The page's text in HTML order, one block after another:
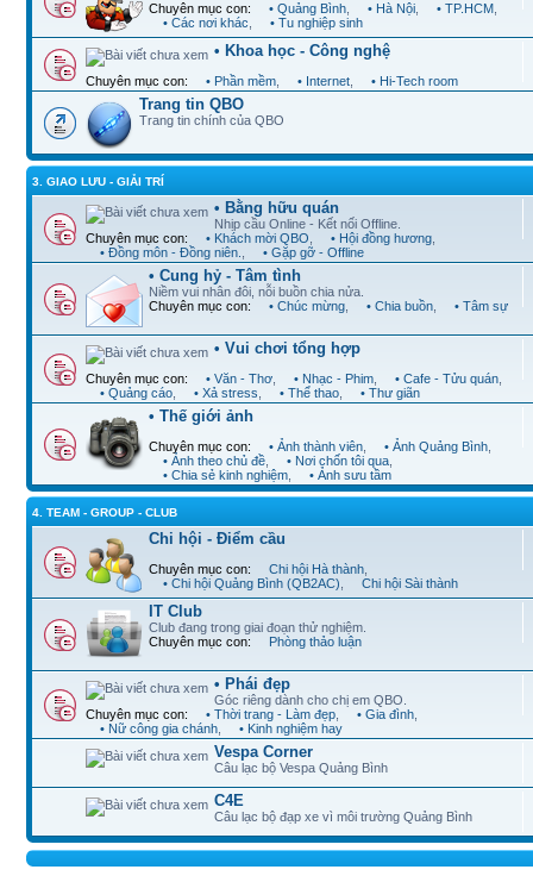
Chuyên mục con: • Quảng Bình • Hà Nội • TP.HCM
• Các nơi khác
• Tu nghiệp sinh
• Khoa học - Công nghệ
Chuyên mục con: • Phần mềm • Internet • Hi-Tech room
Trang tin QBO
Trang tin chính của QBO
3. GIAO LƯU - GIẢI TRÍ
• Bằng hữu quán
Nhịp cầu Online - Kết nối Offline.
Chuyên mục con:
• Khách mời QBO • Hội đồng hương
• Đồng môn - Đồng niên.
• Gặp gỡ - Offline
• Cung hỷ - Tâm tình
Niềm vui nhân đôi, nỗi buồn chia nửa.
Chuyên mục con:
• Chúc mừng • Chia buồn • Tâm sự
• Vui chơi tổng hợp
Chuyên mục con: • Văn - Thơ • Nhạc - Phim • Cafe - Tửu quán
• Quảng cáo
• Xả stress • Thể thao • Thư giãn
• Thế giới ảnh
Chuyên mục con: • Ảnh thành viên • Ảnh Quảng Bình
• Ảnh theo chủ đề
• Nơi chốn tôi qua
• Chia sẻ kinh nghiệm
• Ảnh sưu tầm
4. TEAM - GROUP - CLUB
Chi hội - Điểm cầu
Chuyên mục con: Chi hội Hà thành
• Chi hội Quảng Bình (QB2AC)
Chi hội Sài thành
IT Club
Club đang trong giai đoạn thử nghiệm.
Chuyên mục con:
Phòng thảo luận
• Phái đẹp
Góc riêng dành cho chị em QBO.
Chuyên mục con:
• Thời trang - Làm đẹp • Gia đình
• Nữ công gia chánh
• Kinh nghiệm hay
Vespa Corner
Câu lạc bộ Vespa Quảng Bình
C4E
Câu lạc bộ đạp xe vì môi trường Quảng Bình